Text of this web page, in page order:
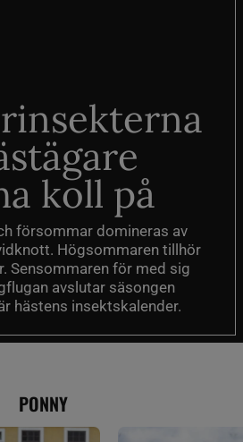
koll på
försommar domineras av
Högsommaren tillhör
Sensommaren för med sig
avslutar säsongen
hästens insektskalender.
PONNY